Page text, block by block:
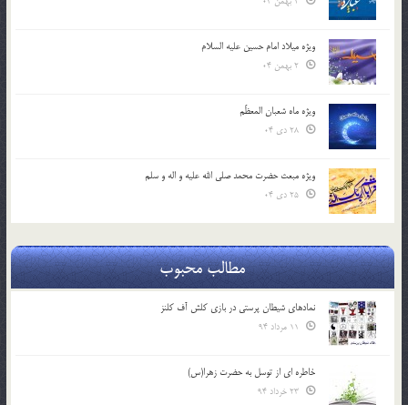
ویژه میلاد امام حسین علیه السلام
ویژه ماه شعبان المعظّم
ویژه مبعث حضرت محمد صلی الله علیه و اله و سلم
مطالب محبوب
نمادهای شیطان پرستی در بازی کلش آف کلنز
خاطره ای از توسل به حضرت زهرا(س)